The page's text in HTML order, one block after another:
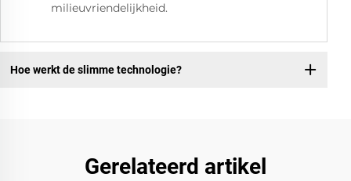
milieuvriendelijkheid.
Hoe werkt de slimme technologie?
Gerelateerd artikel